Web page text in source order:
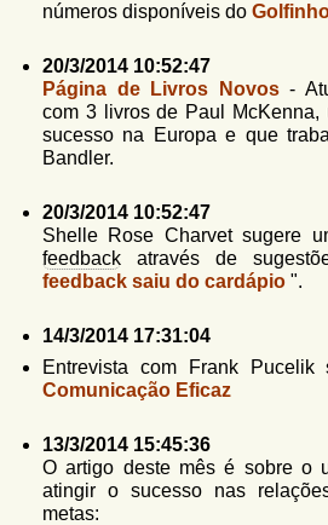
d
s
números disponíveis do
20/3/2014 10:52:47
Página de Livros Novos-
com 3 livros de Paul McKenna,
sucesso na Europa e que
Bandler.
20/3/2014 10:52:47
Shelle Rose Charvet sugere
feedback através de
feedback saiu do cardápio ".
14/3/2014 17:31:04
Entrevista com Frank Pucelik
Comunicação Eficaz
13/3/2014 15:45:36
O artigo deste mês é sobre o
atingir o sucesso nas
metas: